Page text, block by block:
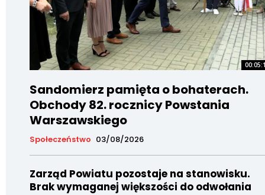
Sandomierz pamięta o bohaterach.
Obchody 82. rocznicy Powstania
Warszawskiego
Społeczeństwo 03/08/2026
Zarząd Powiatu pozostaje na stanowisku.
Brak wymaganej większości do odwołania